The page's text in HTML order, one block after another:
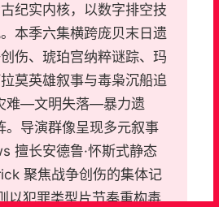
纪实内核，以数字排空技
本季六集横跨庞贝末日遗
伤、琥珀宫纳粹谜踪、玛
莫英雄叙事与毒枭沉船追
难—文明失落—暴力遗
。导演群像呈现多元叙事
擅长安德鲁·怀斯式静态
聚焦战争创伤的集体记
以犯罪类型片节奏重构毒